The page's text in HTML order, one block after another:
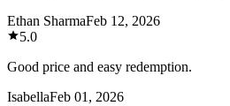
Ethan SharmaFeb 12, 2026
5.0
Good price and easy redemption.
IsabellaFeb 01, 2026